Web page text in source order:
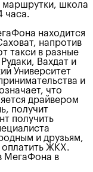
маршрутки, школа
часа.
находится
напротив
такси в разные
Вахдат и
Университет
и
что
драйвером
получит
получить
и друзьям,
оплатить ЖКХ.
МегаФона в